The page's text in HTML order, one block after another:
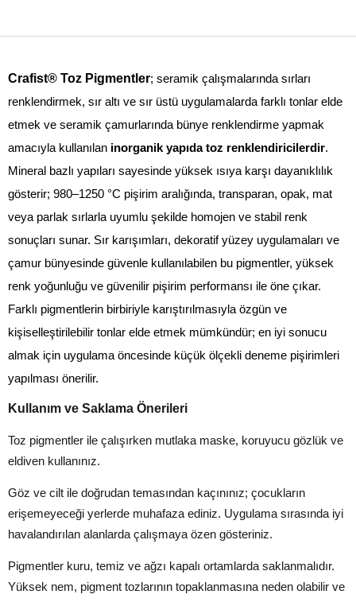
Crafist® Toz Pigmentler; seramik çalışmalarında sırları
renklendirmek, sır altı ve sır üstü uygulamalarda farklı tonlar elde
etmek ve seramik çamurlarında bünye renklendirme yapmak
amacıyla kullanılan inorganik yapıda toz renklendiricilerdir.
Mineral bazlı yapıları sayesinde yüksek ısıya karşı dayanıklılık
gösterir; 980–1250 °C pişirim aralığında, transparan, opak, mat
veya parlak sırlarla uyumlu şekilde homojen ve stabil renk
sonuçları sunar. Sır karışımları, dekoratif yüzey uygulamaları ve
çamur bünyesinde güvenle kullanılabilen bu pigmentler, yüksek
renk yoğunluğu ve güvenilir pişirim performansı ile öne çıkar.
Farklı pigmentlerin birbiriyle karıştırılmasıyla özgün ve
kişiselleştirilebilir tonlar elde etmek mümkündür; en iyi sonucu
almak için uygulama öncesinde küçük ölçekli deneme pişirimleri
yapılması önerilir.
Kullanım ve Saklama Önerileri
Toz pigmentler ile çalışırken mutlaka maske, koruyucu gözlük ve
eldiven kullanınız.
Göz ve cilt ile doğrudan temasından kaçınınız; çocukların
erişemeyeceği yerlerde muhafaza ediniz. Uygulama sırasında iyi
havalandırılan alanlarda çalışmaya özen gösteriniz.
Pigmentler kuru, temiz ve ağzı kapalı ortamlarda saklanmalıdır.
Yüksek nem, pigment tozlarının topaklanmasına neden olabilir ve